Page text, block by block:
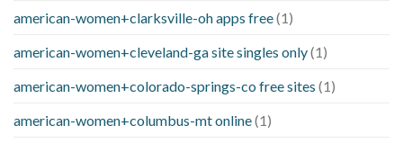
american-women+clarksville-oh apps free(1)
american-women+cleveland-ga site singles only(1)
american-women+colorado-springs-co free sites (1)
american-women+columbus-mt online(1)